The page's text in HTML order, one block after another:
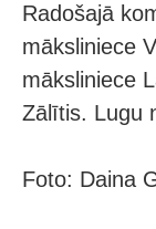
Radošajā
māksliniece
māksliniece
Zālītis. Lugu
Foto: Daina